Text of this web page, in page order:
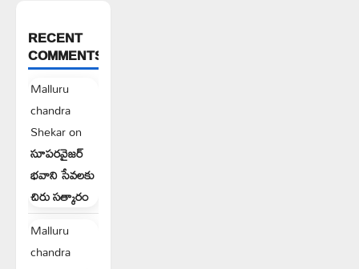
RECENT
COMMENTS
Malluru
chandra
Shekaron
సూపరవైజర్
భవాని సేవలకు
చిరు సత్కారం
Malluru
chandra